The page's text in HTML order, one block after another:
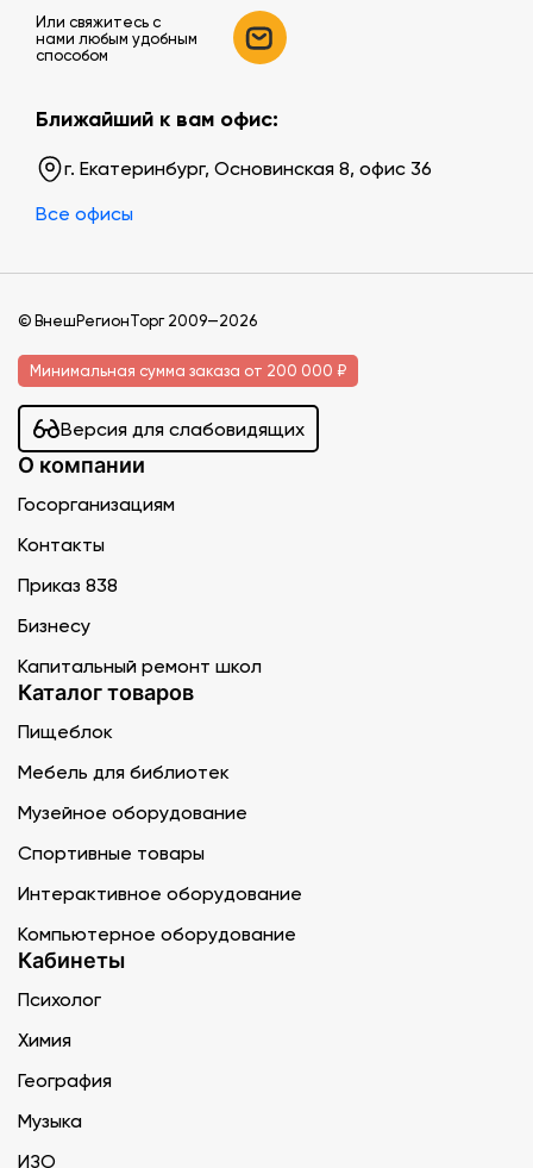
Или свяжитесь c
нами любым удобным
способом
Ближайший к вам офис:
г. Екатеринбург, Основинская 8, офис 36
Все офисы
© ВнешРегионТорг 2009—2026
Минимальная сумма заказа от 200 000 ₽
Версия для слабовидящих
О компании
Госорганизациям
Контакты
Приказ 838
Бизнесу
Капитальный ремонт школ
Каталог товаров
Пищеблок
Мебель для библиотек
Музейное оборудование
Спортивные товары
Интерактивное оборудование
Компьютерное оборудование
Кабинеты
Психолог
Химия
География
Музыка
ИЗО